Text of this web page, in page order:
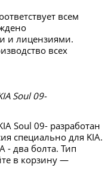
всем
и лицензиями.
всех
Soul 09-
Soul 09- разработан
специально для KIA.
- два болта. Тип
в корзину —